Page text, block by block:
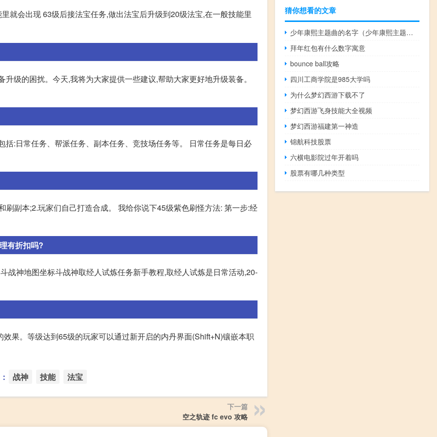
就会出现 63级后接法宝任务,做出法宝后升级到20级法宝,在一般技能里
级的困扰。今天,我将为大家提供一些建议,帮助大家更好地升级装备。
:日常任务、帮派任务、副本任务、竞技场任务等。 日常任务是每日必
副本;2.玩家们自己打造合成。 我给你说下45级紫色刷怪方法: 第一步:经
有折扣吗?
战神地图坐标斗战神取经人试炼任务新手教程,取经人试炼是日常活动,20-
果。等级达到65级的玩家可以通过新开启的内丹界面(Shift+N)镶嵌本职
战神 技能 法宝
下一篇
空之轨迹 fc evo 攻略
猜你想看的文章
少年康熙主题曲的名字（少年康熙主题曲）
拜年红包有什么数字寓意
bounce ball攻略
四川工商学院是985大学吗
为什么梦幻西游下载不了
梦幻西游飞身技能大全视频
梦幻西游福建第一神造
锦航科技股票
六横电影院过年开着吗
股票有哪几种类型